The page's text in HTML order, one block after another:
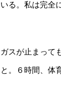
る。私は完全
が止まって
。６時間、体